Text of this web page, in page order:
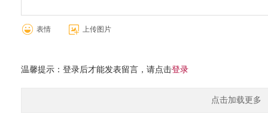
表情 上传图片
温馨提示：登录后才能发表留言，请点击登录
点击加载更多